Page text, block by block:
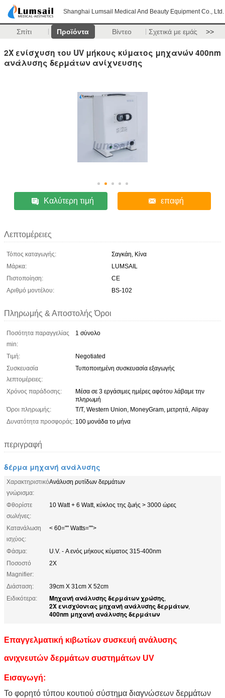
Shanghai Lumsail Medical And Beauty Equipment Co., Ltd.
Σπίτι Προϊόντα Βίντεο Σχετικά με εμάς >>
2X ενίσχυση του UV μήκους κύματος μηχανών 400nm
ανάλυσης δερμάτων ανίχνευσης
Καλύτερη τιμή επαφή
Λεπτομέρειες
Τόπος καταγωγής:
Σαγκάη, Κίνα
Μάρκα:
LUMSAIL
Πιστοποίηση:
CE
Αριθμό μοντέλου:
BS-102
Πληρωμής & Αποστολής Όροι
Ποσότητα παραγγελίας
min:
1 σύνολο
Τιμή:
Negotiated
Συσκευασία
λεπτομέρειες:
Τυποποιημένη συσκευασία εξαγωγής
Χρόνος παράδοσης:
Μέσα σε 3 εργάσιμες ημέρες αφότου λάβαμε την
πληρωμή
Όροι πληρωμής:
T/T, Western Union, MoneyGram, μετρητά, Alipay
Δυνατότητα προσφοράς: 100 μονάδα το μήνα
περιγραφή
δέρμα μηχανή ανάλυσης
Χαρακτηριστικό
γνώρισμα:
Ανάλυση ρυτίδων δερμάτων
Φθορίστε
σωλήνες:
10 Watt + 6 Watt, κύκλος της ζωής > 3000 ώρες
Κατανάλωση
ισχύος:
< 60="" Watts="">
Φάσμα:
U.V. - Α ενός μήκους κύματος 315-400nm
Ποσοστό
Magnifier:
2X
Διάσταση:
39cm X 31cm X 52cm
Ειδικότερα:
Μηχανή ανάλυσης δερμάτων χρώσης,
2X ενισχύοντας μηχανή ανάλυσης δερμάτων,
400nm μηχανή ανάλυσης δερμάτων
Επαγγελματική κιβωτίων συσκευή ανάλυσης
ανιχνευτών δερμάτων συστημάτων UV
Εισαγωγή:
Το φορητό τύπου κουτιού σύστημα διαγνώσεων δερμάτων